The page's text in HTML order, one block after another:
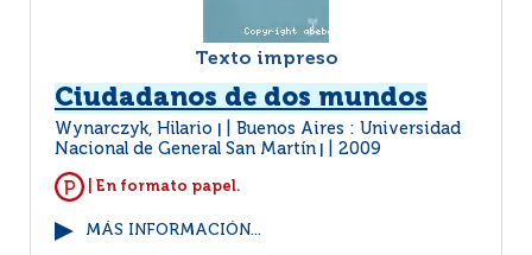
Texto impreso
Ciudadanos de dos mundos
Wynarczyk, Hilario
Buenos Aires : Universidad
Nacional de General San Martín
2009
| En formato papel.
MÁS INFORMACIÓN...